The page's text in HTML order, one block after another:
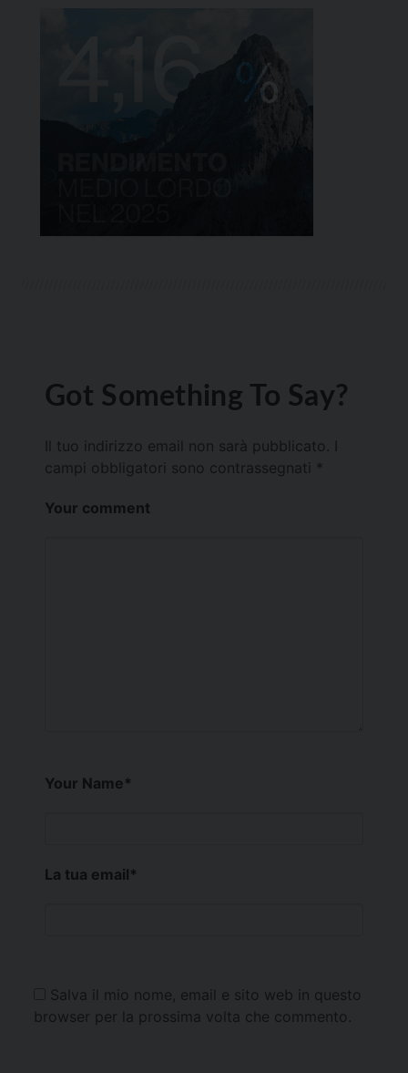
Got Something To Say?
Il tuo indirizzo email non sarà pubblicato.
campi obbligatori sono contrassegnati *
Your comment
Your Name*
La tua email*
Salva il mio nome, email e sito web in questo
browser per la prossima volta che commento.